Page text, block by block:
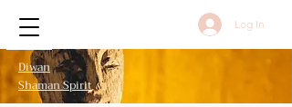
Log In
Diwan
Shaman Spirit